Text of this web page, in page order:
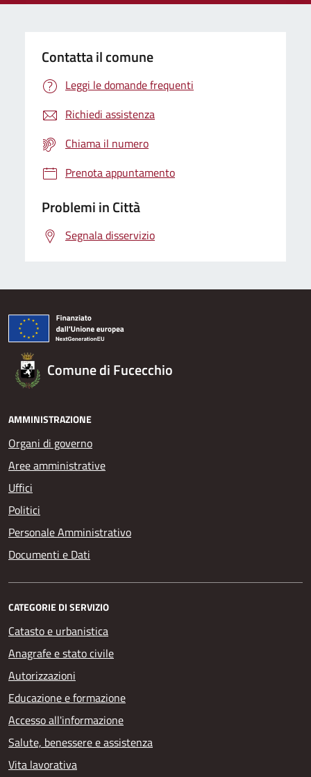
Contatta il comune
Leggi le domande frequenti
Richiedi assistenza
Chiama il numero
Prenota appuntamento
Problemi in Città
Segnala disservizio
Comune di Fucecchio
AMMINISTRAZIONE
Organi di governo
Aree amministrative
Uffici
Politici
Personale Amministrativo
Documenti e Dati
CATEGORIE DI SERVIZIO
Catasto e urbanistica
Anagrafe e stato civile
Autorizzazioni
Educazione e formazione
Accesso all'informazione
Salute, benessere e assistenza
Vita lavorativa